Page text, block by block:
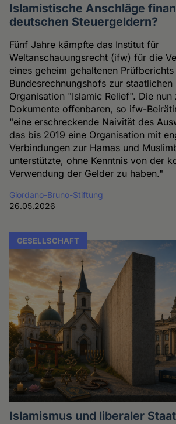
Islamistische Anschläge
deutschen Steuergeldern?
Fünf Jahre kämpfte das Institut für
Weltanschauungsrecht (ifw) für die
eines geheim gehaltenen
Bundesrechnungshofs zur
Organisation "Islamic Relief". Die nun
Dokumente offenbaren, so ifw-
"eine erschreckende Naivität des
das bis 2019 eine Organisation mit
Verbindungen zur Hamas und
unterstützte, ohne Kenntnis von der
Verwendung der Gelder zu haben."
Giordano-Bruno-Stiftung
26.05.2026
GESELLSCHAFT
Islamismus und liberaler Staat